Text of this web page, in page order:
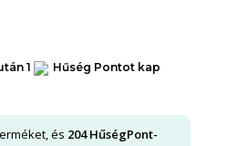
1 Hűség Pontot kap
és 204HűségPont-